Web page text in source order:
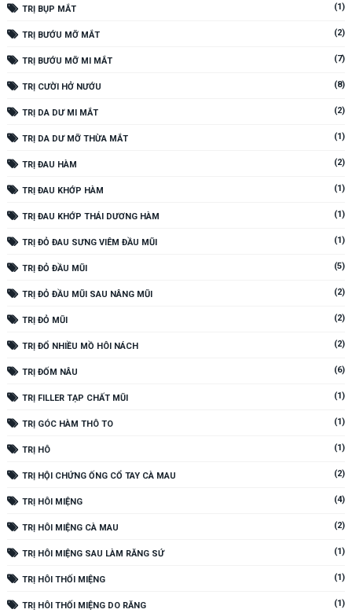
TRỊ BỤP MẮT (1)
TRỊ BƯỚU MỠ MẮT (2)
TRỊ BƯỚU MỠ MI MẮT (7)
TRỊ CƯỜI HỞ NƯỚU (8)
TRỊ DA DƯ MI MẮT (2)
TRỊ DA DƯ MỠ THỪA MẮT (1)
TRỊ ĐAU HÀM (2)
TRỊ ĐAU KHỚP HÀM (1)
TRỊ ĐAU KHỚP THÁI DƯƠNG HÀM (1)
TRỊ ĐỎ ĐAU SƯNG VIÊM ĐẦU MŨI (1)
TRỊ ĐỎ ĐẦU MŨI (5)
TRỊ ĐỎ ĐẦU MŨI SAU NÂNG MŨI (2)
TRỊ ĐỎ MŨI (2)
TRỊ ĐỔ NHIỀU MỒ HÔI NÁCH (2)
TRỊ ĐỐM NÂU (6)
TRỊ FILLER TẠP CHẤT MŨI (1)
TRỊ GÓC HÀM THÔ TO (1)
TRỊ HÔ (1)
TRỊ HỘI CHỨNG ỐNG CỔ TAY CÀ MAU (2)
TRỊ HÔI MIỆNG (4)
TRỊ HÔI MIỆNG CÀ MAU (2)
TRỊ HÔI MIỆNG SAU LÀM RĂNG SỨ (1)
TRỊ HÔI THỐI MIỆNG (1)
TRỊ HÔI THỐI MIỆNG DO RĂNG (1)